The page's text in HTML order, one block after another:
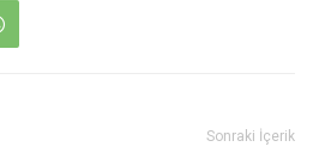
Sonraki İçerik